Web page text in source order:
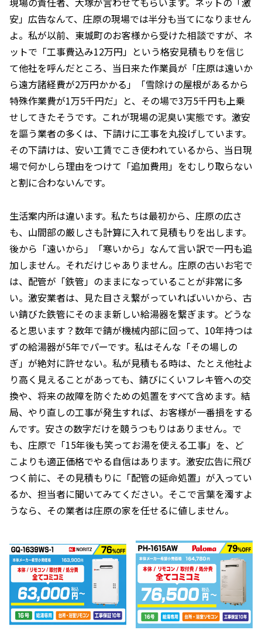
安」広告なんて、庄原の現場では半分も当てになりません
よ。私が以前、東城町のお客様から受けた相談ですが、ネ
ットで「工事費込み12万円」という格安見積もりを信じ
て他社を呼んだところ、当日来た作業員が「庄原は遠いか
ら遠方諸経費が2万円かかる」「雪除けの屋根があるから
特殊作業費が1万5千円だ」と、その場で3万5千円も上乗
せしてきたそうです。これが現場の泥臭い実態です。激安
を謳う業者の多くは、下請けに工事を丸投げしています。
その下請けは、安い工賃でこき使われているから、当日現
場で何かしら理由をつけて「追加費用」をむしり取らない
と割に合わないんです。
生活案内所は違います。私たちは最初から、庄原の広さ
も、山間部の厳しさも計算に入れて見積もりを出します。
後から「遠いから」「寒いから」なんて言い訳で一円も追
加しません。それだけじゃありません。庄原の古いお宅で
は、配管が「鉄管」のままになっていることが非常に多
い。激安業者は、見た目さえ繋がっていればいいから、古
い錆びた鉄管にそのまま新しい給湯器を繋ぎます。どうな
ると思います？数年で錆が機械内部に回って、10年持つは
ずの給湯器が5年でパーです。私はそんな「その場しの
ぎ」が絶対に許せない。私が見積もる時は、たとえ他社よ
り高く見えることがあっても、錆びにくいフレキ管への交
換や、将来の故障を防ぐための処置をすべて含めます。結
局、やり直しの工事が発生すれば、お客様が一番損をする
んです。安さの数字だけを競うつもりはありません。で
も、庄原で「15年後も笑ってお湯を使える工事」を、ど
こよりも適正価格でやる自信はあります。激安広告に飛び
つく前に、その見積もりに「配管の延命処置」が入ってい
るか、担当者に聞いてみてください。そこで言葉を濁すよ
うなら、その業者は庄原の家を任せるに値しません。